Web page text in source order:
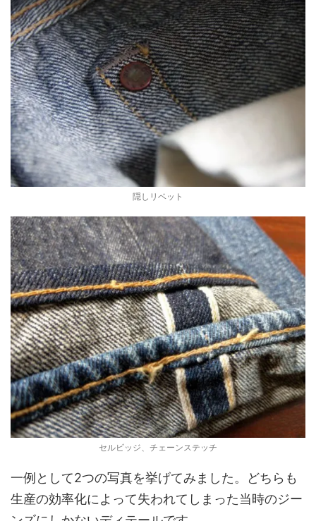
隠しリベット
セルビッジ、チェーンステッチ
一例として2つの写真を挙げてみました。どちらも
生産の効率化によって失われてしまった当時のジー